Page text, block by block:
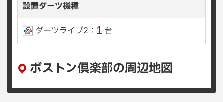
設置ダーツ機種
ダーツライブ2： 1 台
ボストン倶楽部の周辺地図